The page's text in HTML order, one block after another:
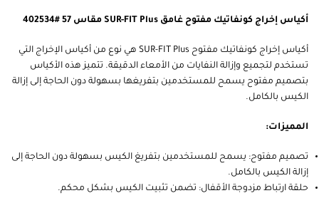
أكياس إخراج كونفاتيك مفتوح غامق SUR-FIT Plus مقاس 57 #402534
أكياس إخراج كونفاتيك مفتوح SUR-FIT Plus هي نوع من أكياس الإخراج التي
تستخدم لتجميع وإزالة النفايات من الأمعاء الدقيقة. تتميز هذه الأكياس
بتصميم مفتوح يسمح للمستخدمين بتفريغها بسهولة دون الحاجة إلى إزالة
الكيس بالكامل.
المميزات:
تصميم مفتوح: يسمح للمستخدمين بتفريغ الكيس بسهولة دون الحاجة إلى
إزالة الكيس بالكامل.
حلقة ارتباط مزدوجة الأقفال: تضمن تثبيت الكيس بشكل محكم.